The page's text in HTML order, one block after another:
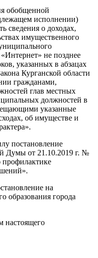
обобщенной
исполнении)
сведения о доходах,
имущественного
не позднее
указанных в абзацах
Курганской области
гражданами,
глав местных
должностей в
указанные
об имуществе и
постановление
Думы от 21.10.2019 г. №
профилактике
на
образования города
настоящего